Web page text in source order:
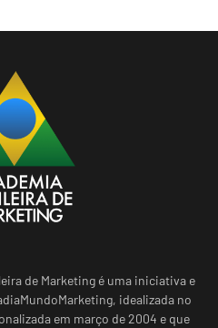
de Marketing é uma iniciativa e
idealizada no
em março de 2004 e que